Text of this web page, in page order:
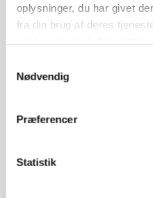
oplysninger, du har givet
fra din brug af deres
Nødvendig
Præferencer
Statistik
Grise
Kalve